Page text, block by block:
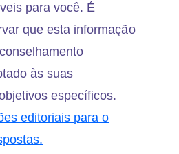
para você. É
que esta informação
às suas
específicos.
editoriais para o